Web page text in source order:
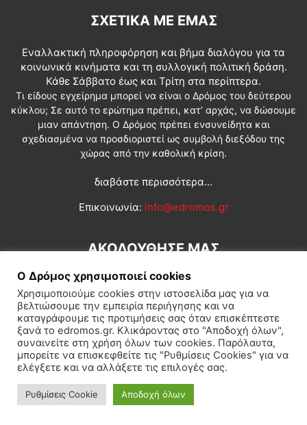
ΣΧΕΤΙΚΆ ΜΕ ΕΜΆΣ
Εναλλακτική πληροφόρηση και βήμα διαλόγου για τα
κοινωνικά κινήματα και τη συλλογική πολιτική δράση.
Κάθε Σάββατο έως και Τρίτη στα περίπτερα.
Τι είδους εγχείρημα μπορεί να είναι ο Δρόμος του δεύτερου
κύκλου; Σε αυτό το ερώτημα πρέπει, κατ’ αρχάς, να δώσουμε
μιαν απάντηση. Ο Δρόμος πρέπει ενσυνείδητα και
σχεδιασμένα να προσδιοριστεί ως συμβολή διεξόδου της
χώρας από την καθολική κρίση.
διαβάστε περισσότερα...
Επικοινωνία: info@edromos.gr
ΑΚΟΛΟΥΘΗΣΕ ΜΑΣ
Εγγραφή συνδρομητή Πολιτική Διεθνή Κοινωνία
Πολιτισμός Αφιερώματα
© Δρόμος της Αριστεράς
Ο Δρόμος χρησιμοποιεί cookies
Χρησιμοποιούμε cookies στην ιστοσελίδα μας για να
βελτιώσουμε την εμπειρία περιήγησης και να
καταγράφουμε τις προτιμήσεις σας όταν επισκέπτεστε
ξανά το edromos.gr. Κλικάροντας στο "Αποδοχή όλων",
συναινείτε στη χρήση όλων των cookies. Παρόλαυτα,
μπορείτε να επισκεφθείτε τις "Ρυθμίσεις Cookies" για να
ελέγξετε και να αλλάξετε τις επιλογές σας.
Ρυθμίσεις Cookie Αποδοχή όλων